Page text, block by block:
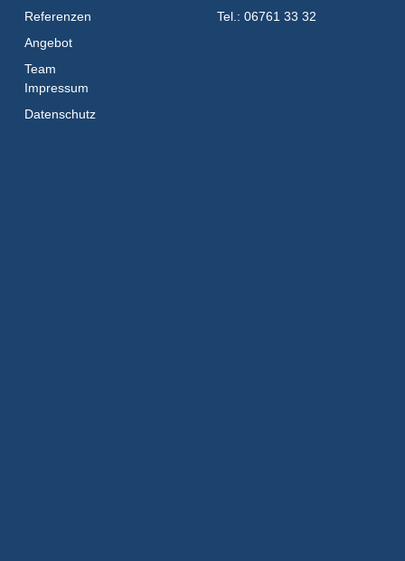
Referenzen
Angebot
Team
Impressum
Datenschutz
Tel.: 06761 33 32